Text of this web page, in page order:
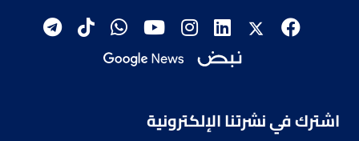
اشترك في نشرتنا الإلكترونية